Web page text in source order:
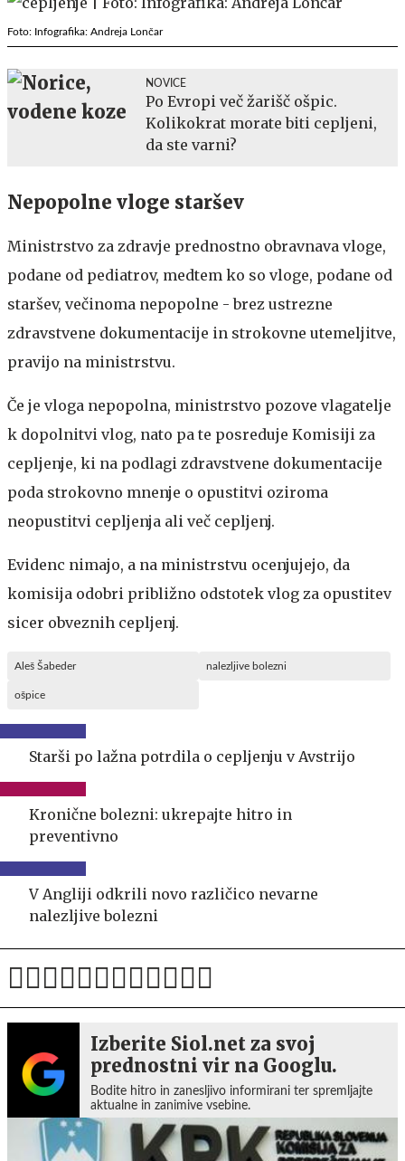
Foto: Infografika: Andreja Lončar
NOVICE
Po Evropi več žarišč ošpic.
Kolikokrat morate biti cepljeni,
da ste varni?
Nepopolne vloge staršev
Ministrstvo za zdravje prednostno obravnava vloge,
podane od pediatrov, medtem ko so vloge, podane od
staršev, večinoma nepopolne - brez ustrezne
zdravstvene dokumentacije in strokovne utemeljitve,
pravijo na ministrstvu.
Če je vloga nepopolna, ministrstvo pozove vlagatelje
k dopolnitvi vlog, nato pa te posreduje Komisiji za
cepljenje, ki na podlagi zdravstvene dokumentacije
poda strokovno mnenje o opustitvi oziroma
neopustitvi cepljenja ali več cepljenj.
Evidenc nimajo, a na ministrstvu ocenjujejo, da
komisija odobri približno odstotek vlog za opustitev
sicer obveznih cepljenj.
Aleš Šabeder nalezljive bolezni
ošpice
Starši po lažna potrdila o cepljenju v Avstrijo
Kronične bolezni: ukrepajte hitro in
preventivno
V Angliji odkrili novo različico nevarne
nalezljive bolezni
Izberite Siol.net za svoj
prednostni vir na Googlu.
Bodite hitro in zanesljivo informirani ter spremljajte
aktualne in zanimive vsebine.